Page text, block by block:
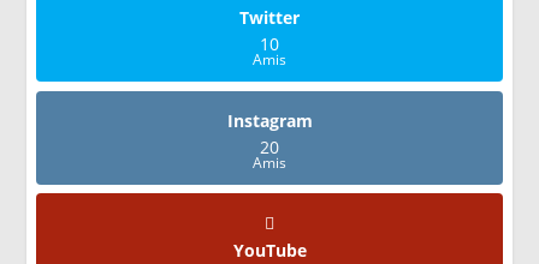
Twitter
10
Amis
Instagram
20
Amis
YouTube